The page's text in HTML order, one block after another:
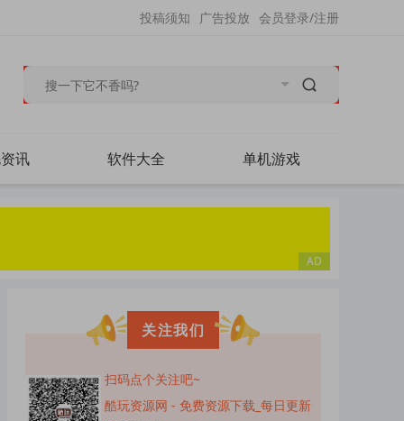
会员登录/注册
广告投放
投稿须知
讯 软件大全 单机游戏
关注我们
扫码点个关注吧~
酷玩资源网 - 免费资源下载_每日更新